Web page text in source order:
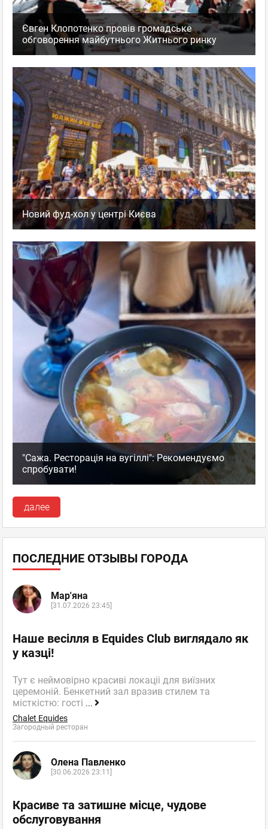
Євген Клопотенко провів громадське
обговорення майбутнього Житнього ринку
Новий фуд-хол у центрі Києва
"Сажа. Ресторація на вугіллі": Рекомендуємо
спробувати!
далее
ПОСЛЕДНИЕ ОТЗЫВЫ ГОРОДА
Мар'яна
[31.07.2026 23:45]
Наше весілля в Equides Club виглядало як
у казці!
Тут є неймовірно красиві локаціі для виїзних
церемоній. Бенкетний зал вразив стилем та
місткістю: гості ...
Chalet Equides
Загородный ресторан
Олена Павленко
[30.06.2026 23:11]
Красиве та затишне місце, чудове
обслуговування